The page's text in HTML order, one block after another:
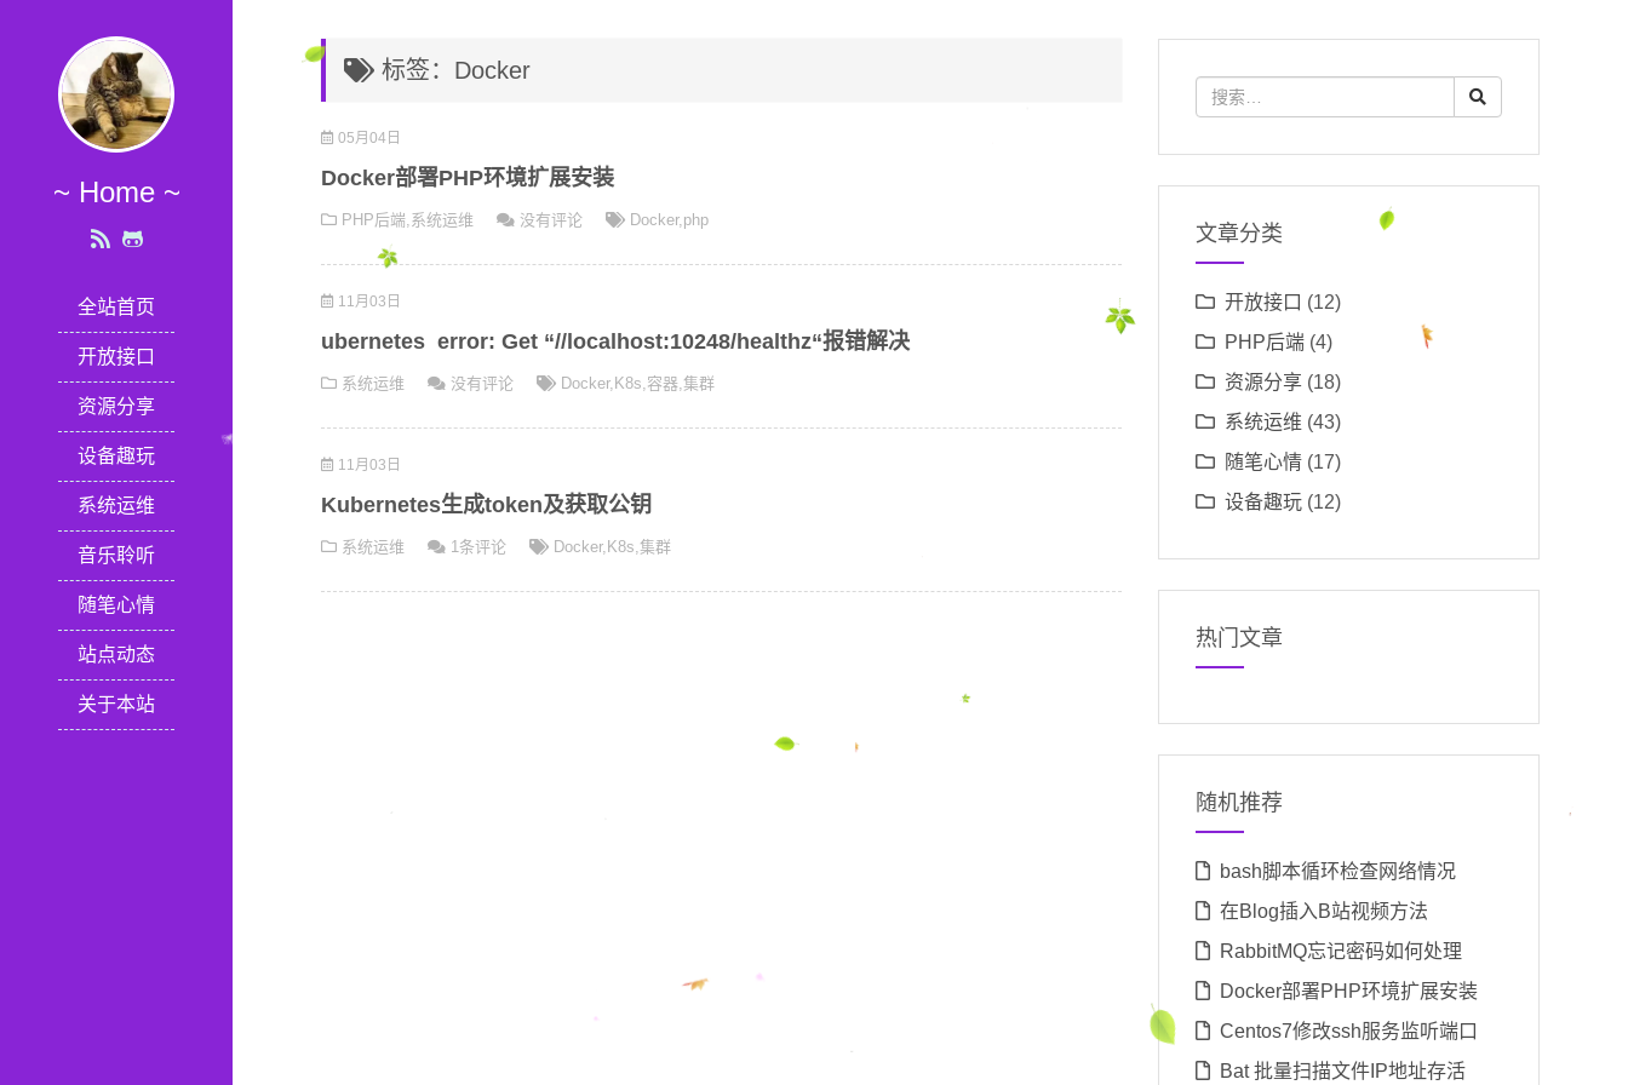
~ Home ~
全站首页
开放接口
资源分享
设备趣玩
系统运维
音乐聆听
随笔心情
站点动态
关于本站
标签：Docker
05月04日
Docker部署PHP环境扩展安装
PHP后端,系统运维 没有评论 Docker,php
11月03日
ubernetes error: Get “//localhost:10248/healthz“报错解决
系统运维 没有评论 Docker, K8s,容器,集群
11月03日
Kubernetes生成token及获取公钥
系统运维 1条评论 Docker, K8s,集群
文章分类
开放接口 (12)
PHP后端(4)
资源分享(18)
系统运维 (43)
随笔心情(17)
设备趣玩(12)
热门文章
随机推荐
bash脚本循环检查网络情况
在Blog插入B站视频方法
RabbitMQ忘记密码如何处理
Docker部署PHP环境扩展安装
Centos7修改ssh服务监听端口
Bat 批量扫描文件IP地址存活